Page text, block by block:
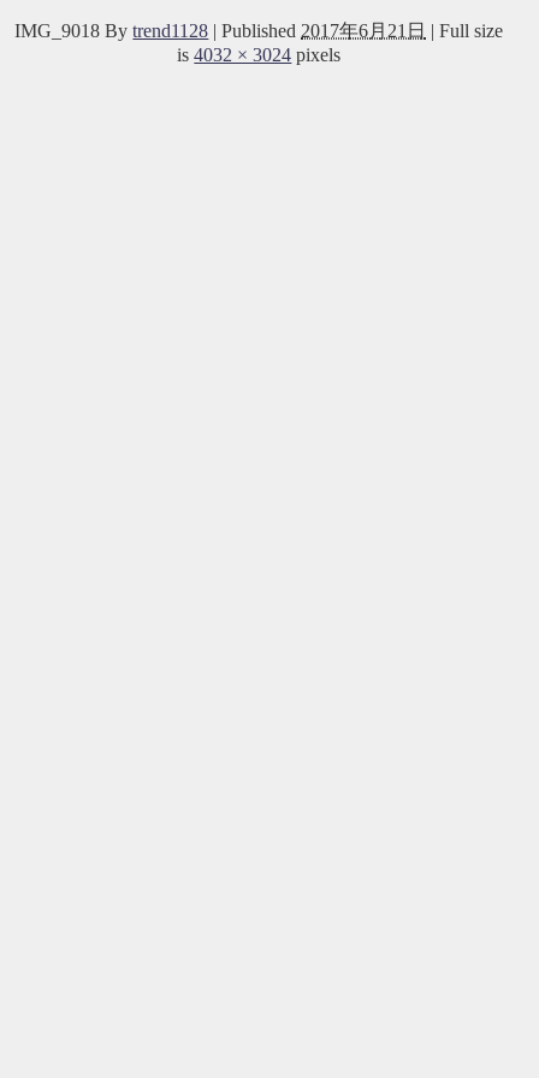
IMG_9018 By trend1128 | Published 2017年6月21日 | Full size
is4032 × 3024 pixels